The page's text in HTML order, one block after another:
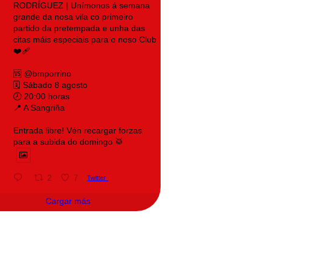
RODRÍGUEZ | Unímonos á semana
grande da nosa vila co primeiro
partido da pretempada e unha das
citas máis especiais para o noso Club
❤️‍🩹
🆚 @bmporrino
🗓️ Sábado 8 agosto
🕗 20:00 horas
📍 A Sangriña
Entrada libre! Vén recargar forzas
para a subida do domingo 🥁
2 7 Twitter
Cargar más